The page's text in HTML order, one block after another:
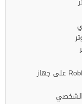
كيفية الحصول على Robux مجانًا لـ Roblox على جهاز